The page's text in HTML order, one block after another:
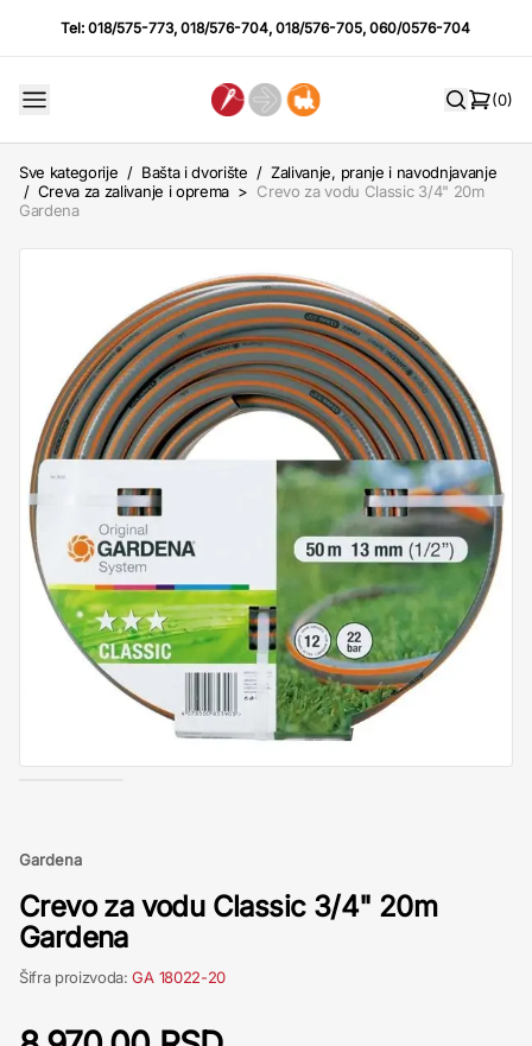
Tel:018/575-773,018/576-704,018/576-705,060/0576-704
(0)
Sve kategorije / Bašta i dvorište / Zalivanje, pranje i navodnjavanje
/ Creva za zalivanje i oprema > Crevo za vodu Classic 3/4" 20m
Gardena
Gardena
Crevo za vodu Classic 3/4" 20m
Gardena
Šifra proizvoda:GA 18022-20